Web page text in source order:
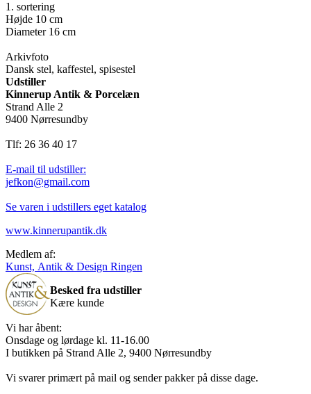
1. sortering
Højde 10 cm
Diameter 16 cm
Arkivfoto
Dansk stel, kaffestel, spisestel
Udstiller
Kinnerup Antik & Porcelæn
Strand Alle 2
9400 Nørresundby
Tlf: 26 36 40 17
E-mail til udstiller:
jefkon@gmail.com
Se varen i udstillers eget katalog
www.kinnerupantik.dk
Medlem af:
Kunst, Antik & Design Ringen
Besked fra udstiller
Kære kunde
Vi har åbent:
Onsdage og lørdage kl. 11-16.00
I butikken på Strand Alle 2, 9400 Nørresundby
Vi svarer primært på mail og sender pakker på disse dage.